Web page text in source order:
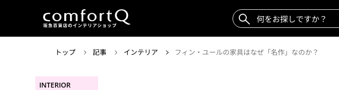
トップ 記事 インテリア フィン・ユールの家具はなぜ「名作」なのか？
INTERIOR